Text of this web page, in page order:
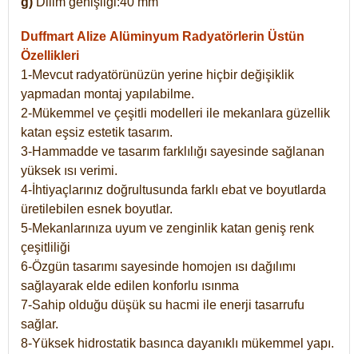
Duffmart Alize Alüminyum Radyatörlerin Üstün
Özellikleri
1-Mevcut radyatörünüzün yerine hiçbir değişiklik
yapmadan montaj yapılabilme.
2-Mükemmel ve çeşitli modelleri ile mekanlara güzellik
katan eşsiz estetik tasarım.
3-Hammadde ve tasarım farklılığı sayesinde sağlanan
yüksek ısı verimi.
4-İhtiyaçlarınız doğrultusunda farklı ebat ve boyutlarda
üretilebilen esnek boyutlar.
5-Mekanlarınıza uyum ve zenginlik katan geniş renk
çeşitliliği
6-Özgün tasarımı sayesinde homojen ısı dağılımı
sağlayarak elde edilen konforlu ısınma
7-Sahip olduğu düşük su hacmi ile enerji tasarrufu
sağlar.
8-Yüksek hidrostatik basınca dayanıklı mükemmel yapı.